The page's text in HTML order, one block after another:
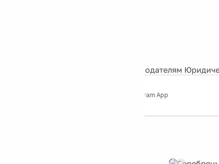
Рекламодателям
Telegram App